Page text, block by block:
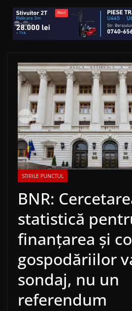
STIRILE PUNCTUL
BNR:
statistică
finanțarea și
gospodăriilor
sondaj, nu un
referendum